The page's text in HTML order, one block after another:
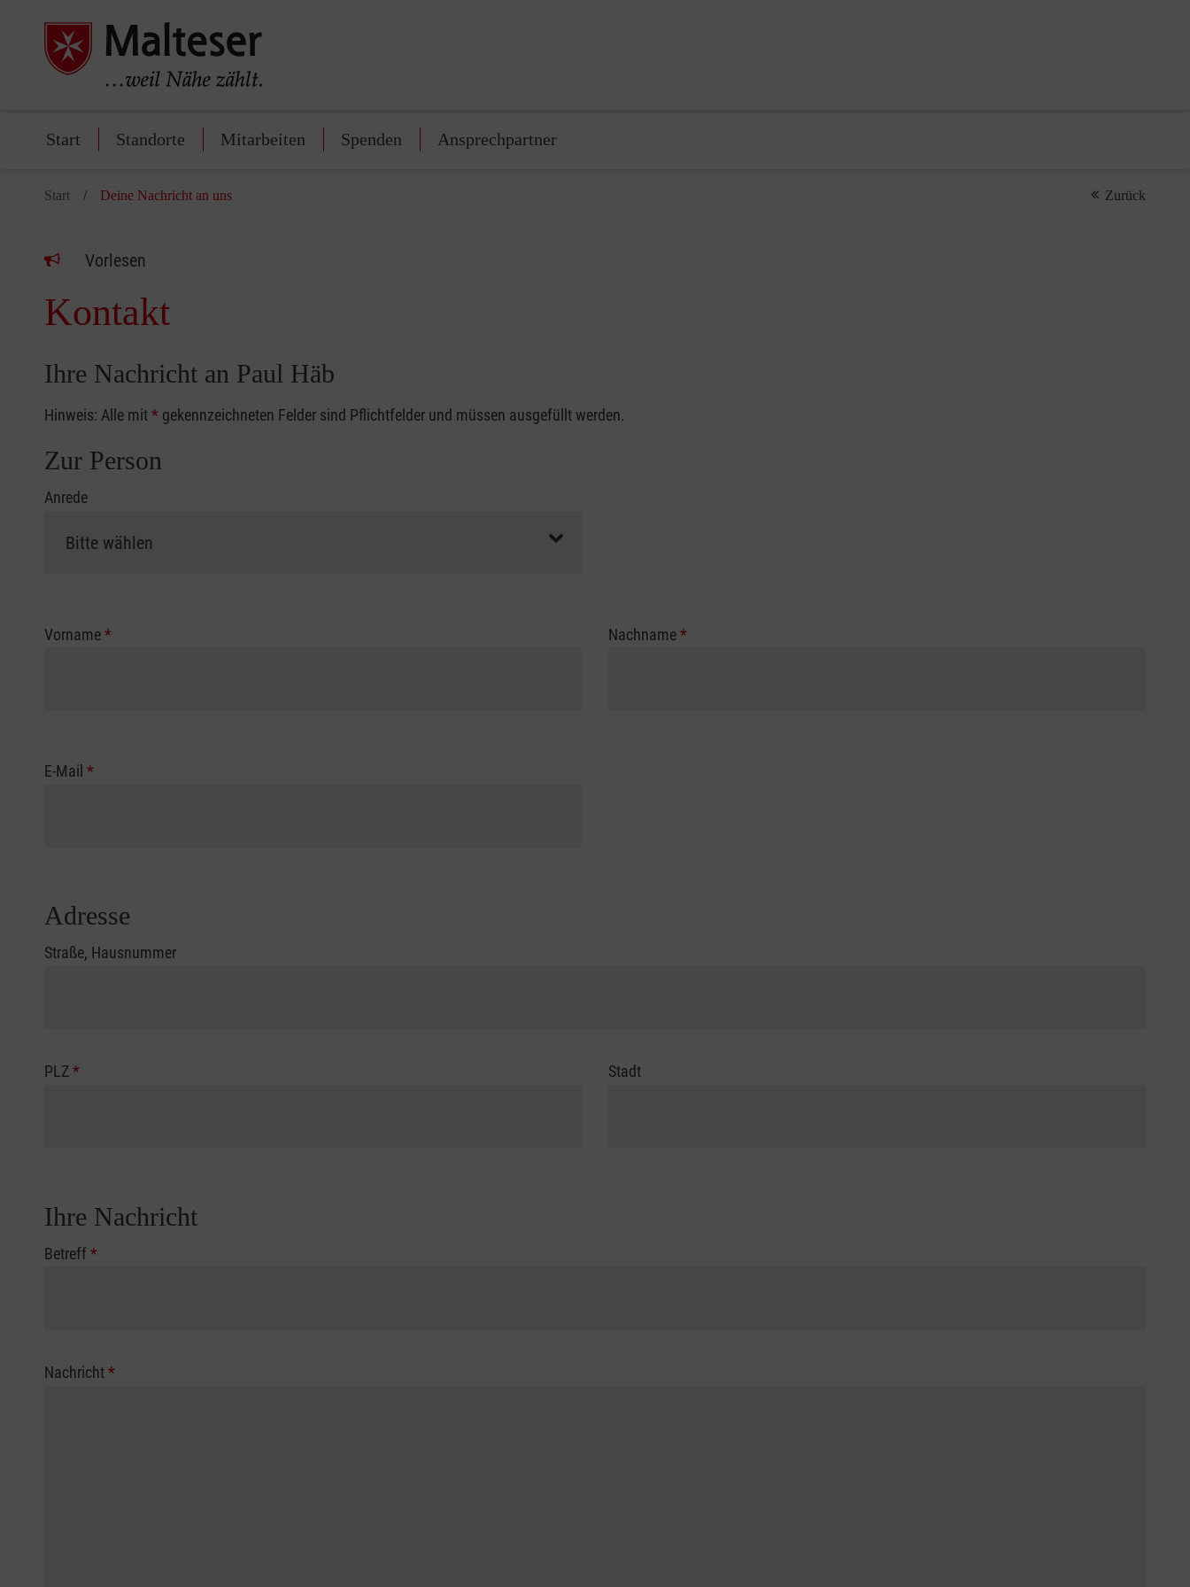
Start Standorte Mitarbeiten Spenden Ansprechpartner
Start Deine Nachricht an uns Zurück
Vorlesen
Kontakt
Ihre Nachricht an Paul Häb
Hinweis: Alle mit* gekennzeichneten Felder sind Pflichtfelder und müssen ausgefüllt werden.
Zur Person
Anrede
Vorname* Nachname*
E-Mail *
Adresse
Straße, Hausnummer
PLZ* Stadt
Ihre Nachricht
Betreff*
Nachricht*